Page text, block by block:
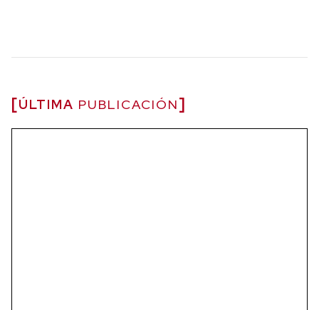
ÚLTIMA PUBLICACIÓN